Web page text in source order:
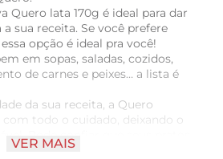
Quero lata 170g é ideal para dar
sua receita. Se você prefere
opção é ideal pra você!
em sopas, saladas, cozidos,
de carnes e peixes… a lista é
da sua receita, a Quero
com todo o cuidado, deixando o
Pode confiar que seus pratos
e frescor para o seu dia a dia!
VER MAIS